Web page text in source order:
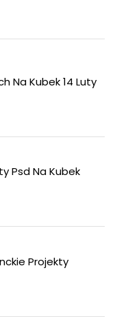
Na Kubek 14 Luty
Psd Na Kubek
Projekty